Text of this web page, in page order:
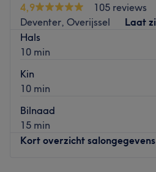
4,9
105 reviews
Deventer, Overijssel
Laat
Hals
10 min
Kin
10 min
Bilnaad
15 min
Kort overzicht salongegevens